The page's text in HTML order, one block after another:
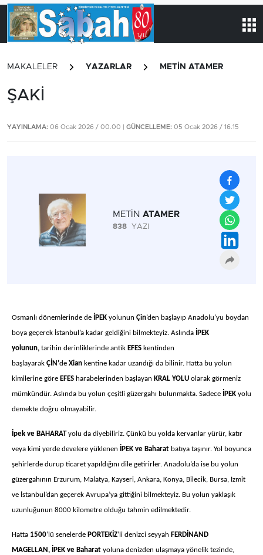
MAKALELER YAZARLAR METİN ATAMER
ŞAKİ
YAYINLAMA: 06 Ocak 2026 / 00.00 | GÜNCELLEME: 05 Ocak 2026 / 16.15
METİN ATAMER
838 YAZI
Osmanlı dönemlerinde de İPEK yolunun Çin’den başlayıp Anadolu’yu boydan
boya geçerek İstanbul’a kadar geldiğini bilmekteyiz. Aslında
İPEK
yolunun, tarihin derinliklerinde antik EFES kentinden
başlayarak ÇİN’de Xian kentine kadar uzandığı da bilinir. Hatta bu yolun
kimilerine göre EFES harabelerinden başlayan KRAL YOLU olarak görmeniz
mümkündür. Aslında bu yolun çeşitli güzergahı bulunmakta. Sadece
İPEK yolu
demekte doğru olmayabilir.
İpek ve BAHARATyolu da diyebiliriz. Çünkü bu yolda kervanlar yürür, katır
veya kimi yerde develere yüklenen
İPEK ve Baharat batıya taşınır. Yol boyunca
şehirlerde durup ticaret yapıldığını dile getirirler. Anadolu’da ise bu yolun
güzergahının Erzurum, Malatya, Kayseri, Ankara, Konya, Bilecik, Bursa, İzmit
ve İstanbul’dan geçerek Avrupa’ya gittiğini bilmekteyiz. Bu yolun yaklaşık
uzunluğunun 8000 kilometre olduğu tahmin edilmektedir.
Hatta 1500’lü senelerde PORTEKİZ’li denizci seyyah FERDİNAND
MAGELLAN,
İPEK ve Baharat yoluna denizden ulaşmaya yönelik tezinde,